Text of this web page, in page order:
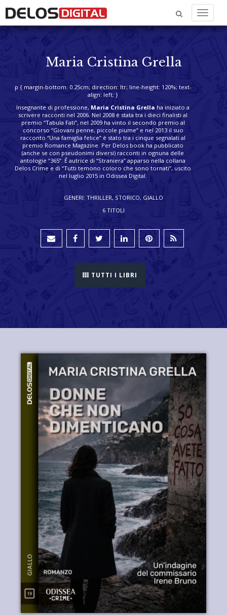
Menu
Maria Cristina Grella
p { margin-bottom: 0.25cm; direction: ltr; line-height: 120%; text-
align: left; }
Insegnante di professione, Maria Cristina Grella ha iniziato a
scrivere racconti nel 2006. Nel 2008 è stata tra i dieci finalisti al
premio “Tabula Fati”, nel 2009 ha vinto il secondo premio al
concorso “Giovani penne, piccole piume” e nel 2013 il suo
racconto “Una famiglia felice” è stato tra i cinque segnalati al
premio Romance Magazine. Per Delos book ha pubblicato
(anche se con pseudonimi diversi) racconti in ognuna delle
antologie “365”. Ẻ autrice di “Straniera” apparso nella collana
Delos Crime e di “Tutti temono coloro che sono tornati”, uscito
nel luglio 2015 in Odissea Digital.
GENERI: THRILLER, STORICO, GIALLO
6 TITOLI
TUTTI I LIBRI